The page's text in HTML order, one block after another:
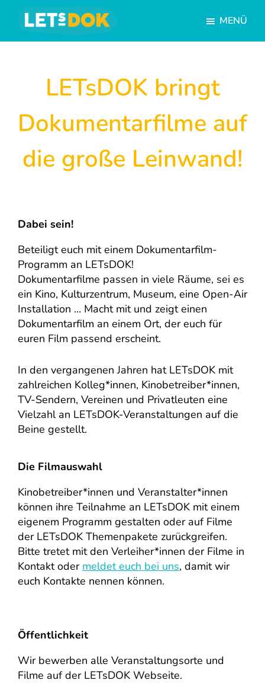
LETsDOK
Deutschlandweite
MENÜ
LETsDOK bringt
Dokumentarfilme auf
die große Leinwand!
Dabei sein!
Beteiligt euch mit einem Dokumentarfilm-
Programm an LETsDOK!
Dokumentarfilme passen in viele Räume, sei es
ein Kino, Kulturzentrum, Museum, eine Open-Air
Installation … Macht mit und zeigt einen
Dokumentarfilm an einem Ort, der euch für
euren Film passend erscheint.
In den vergangenen Jahren hat LETsDOK mit
zahlreichen Kolleg*innen, Kinobetreiber*innen,
TV-Sendern, Vereinen und Privatleuten eine
Vielzahl an LETsDOK-Veranstaltungen auf die
Beine gestellt.
Die Filmauswahl
Kinobetreiber*innen und Veranstalter*innen
können ihre Teilnahme an LETsDOK mit einem
eigenem Programm gestalten oder auf Filme
der LETsDOK Themenpakete zurückgreifen.
Bitte tretet mit den Verleiher*innen der Filme in
Kontakt oder meldet euch bei uns, damit wir
euch Kontakte nennen können.
Öffentlichkeit
Wir bewerben alle Veranstaltungsorte und
Filme auf der LETsDOK Webseite.